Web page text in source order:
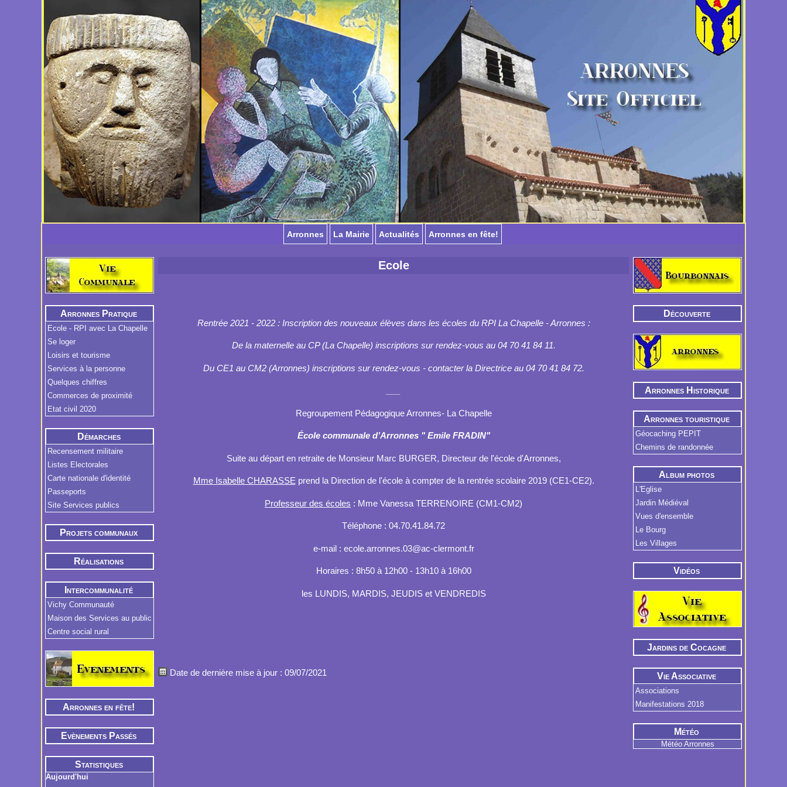
Arronnes La Mairie Actualités Arronnes en fête!
Arronnes Pratique
Ecole - RPI avec La Chapelle
Se loger
Loisirs et tourisme
Services à la personne
Quelques chiffres
Commerces de proximité
Etat civil 2020
Démarches
Administratives
Recensement militaire
Listes Electorales
Carte nationale d'identité
Passeports
Site Services publics
Projets communaux
Réalisations
Intercommunalité
Vichy Communauté
Maison des Services au public
Centre social rural
Arronnes en fête!
Evènements Passés
Statistiques
Aujourd'hui
Découverte
Arronnes Historique
Arronnes touristique
Géocaching PEPIT
Chemins de randonnée
Album photos
L'Eglise
Jardin Médiéval
Vues d'ensemble
Le Bourg
Les Villages
Vidéos
Jardins de Cocagne
Vie Associative
Associations
Manifestations 2018
Météo
Météo Arronnes
Ecole
Rentrée 2021 - 2022 : Inscription des nouveaux élèves dans les écoles du RPI La Chapelle - Arronnes :
De la maternelle au CP (La Chapelle) inscriptions sur rendez-vous au 04 70 41 84 11.
Du CE1 au CM2 (Arronnes) inscriptions sur rendez-vous - contacter la Directrice au 04 70 41 84 72.
Regroupement Pédagogique Arronnes- La Chapelle
École communale d’Arronnes " Emile FRADIN"
Suite au départ en retraite de Monsieur Marc BURGER, Directeur de l'école d'Arronnes,
Mme Isabelle CHARASSE prend la Direction de l'école à compter de la rentrée scolaire 2019 (CE1-CE2).
Professeur des écoles : Mme Vanessa TERRENOIRE (CM1-CM2)
Téléphone : 04.70.41.84.72
e-mail : ecole.arronnes.03@ac-clermont.fr
Horaires : 8h50 à 12h00 - 13h10 à 16h00
les LUNDIS, MARDIS, JEUDIS et VENDREDIS
Date de dernière mise à jour : 09/07/2021